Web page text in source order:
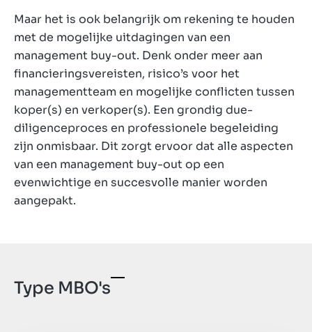
Maar het is ook belangrijk om rekening te houden
met de mogelijke uitdagingen van een
management buy-out. Denk onder meer aan
financieringsvereisten, risico’s voor het
managementteam en mogelijke conflicten tussen
koper(s) en verkoper(s). Een grondig due-
diligenceproces en professionele begeleiding
zijn onmisbaar. Dit zorgt ervoor dat alle aspecten
van een management buy-out op een
evenwichtige en succesvolle manier worden
aangepakt.
Type MBO's